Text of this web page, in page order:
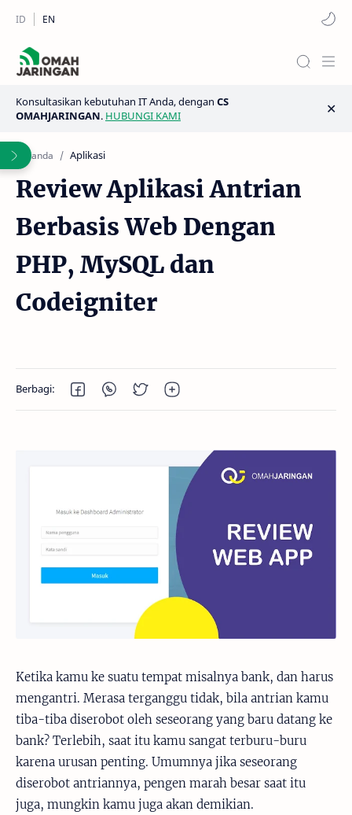
Konsultasikan kebutuhan IT Anda, dengan CS
OMAHJARINGAN. HUBUNGI KAMI
Beranda Aplikasi
Review Aplikasi Antrian
Berbasis Web Dengan
PHP, MySQL dan
Codeigniter
Ketika kamu ke suatu tempat misalnya bank, dan harus
mengantri. Merasa terganggu tidak, bila antrian kamu
tiba-tiba diserobot oleh seseorang yang baru datang ke
bank? Terlebih, saat itu kamu sangat terburu-buru
karena urusan penting. Umumnya jika seseorang
diserobot antriannya, pengen marah besar saat itu
juga, mungkin kamu juga akan demikian.